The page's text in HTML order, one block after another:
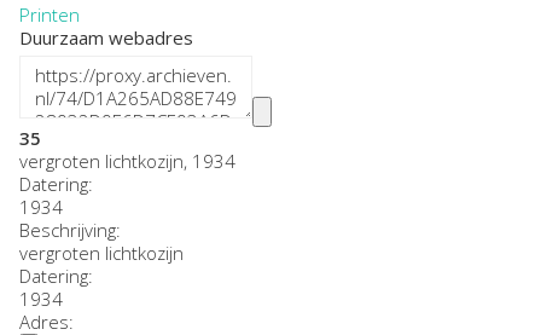
Printen
Duurzaam webadres
35
vergroten lichtkozijn, 1934
Datering:
1934
Beschrijving:
vergroten lichtkozijn
Datering:
1934
Adres: